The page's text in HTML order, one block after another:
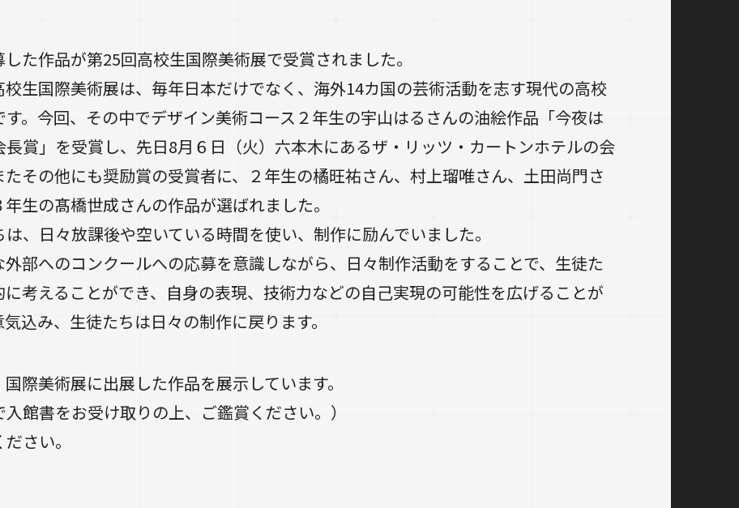
た作品が第25回高校生国際美術展で受賞されました。
生国際美術展は、毎年日本だけでなく、海外14カ国の芸術活動を志す現代の高校
。今回、その中でデザイン美術コース２年生の宇山はるさんの油絵作品「今夜は
賞」を受賞し、先日8月６日（火）六本木にあるザ・リッツ・カートンホテルの会
その他にも奨励賞の受賞者に、２年生の橘旺祐さん、村上瑠唯さん、土田尚門さ
生の髙橋世成さんの作品が選ばれました。
、日々放課後や空いている時間を使い、制作に励んでいました。
部へのコンクールへの応募を意識しながら、日々制作活動をすることで、生徒た
考えることができ、自身の表現、技術力などの自己実現の可能性を広げることが
込み、生徒たちは日々の制作に戻ります。
際美術展に出展した作品を展示しています。
入館書をお受け取りの上、ご鑑賞ください。）
さい。